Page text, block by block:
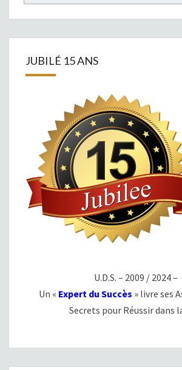
for:
JUBILÉ 15 ANS
U.D.S. – 2009 / 2024 –
Un « Expert du Succès » livre ses
Secrets pour Réussir dans